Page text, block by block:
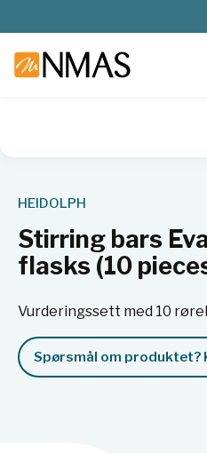
HEIDOLPH
Stirring bars
flasks (10
Vurderingssett med 10
Spørsmål om produktet?